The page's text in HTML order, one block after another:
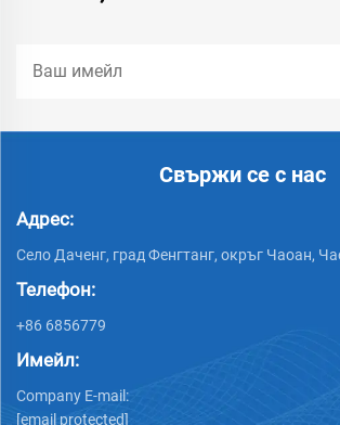
Свържи се с нас
Адрес:
Село Даченг, град Фенгтанг, окръг Чаоан,
Телефон:
+86 6856779
Имейл:
Company E-mail:
[email protected]